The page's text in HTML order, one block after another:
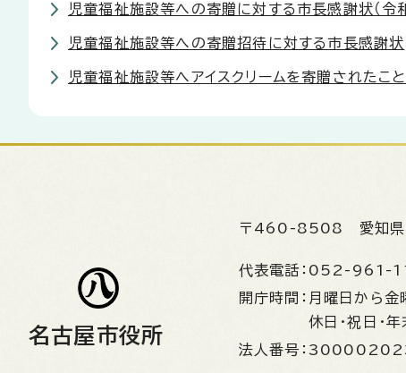
児童福祉施設等への寄贈に対する市長感謝状（令
児童福祉施設等への寄贈招待に対する市長感謝状
児童福祉施設等へアイスクリームを寄贈されたこ
名古屋市役所
〒460-8508 愛知
代表電話： 052-961-
開庁時間： 月曜日から
休日・祝日・
法人番号：